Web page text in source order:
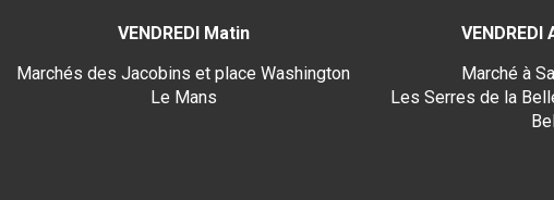
VENDREDI Matin
Marchés des Jacobins et place Washington
Le Mans
Marché à
Les Serres de la